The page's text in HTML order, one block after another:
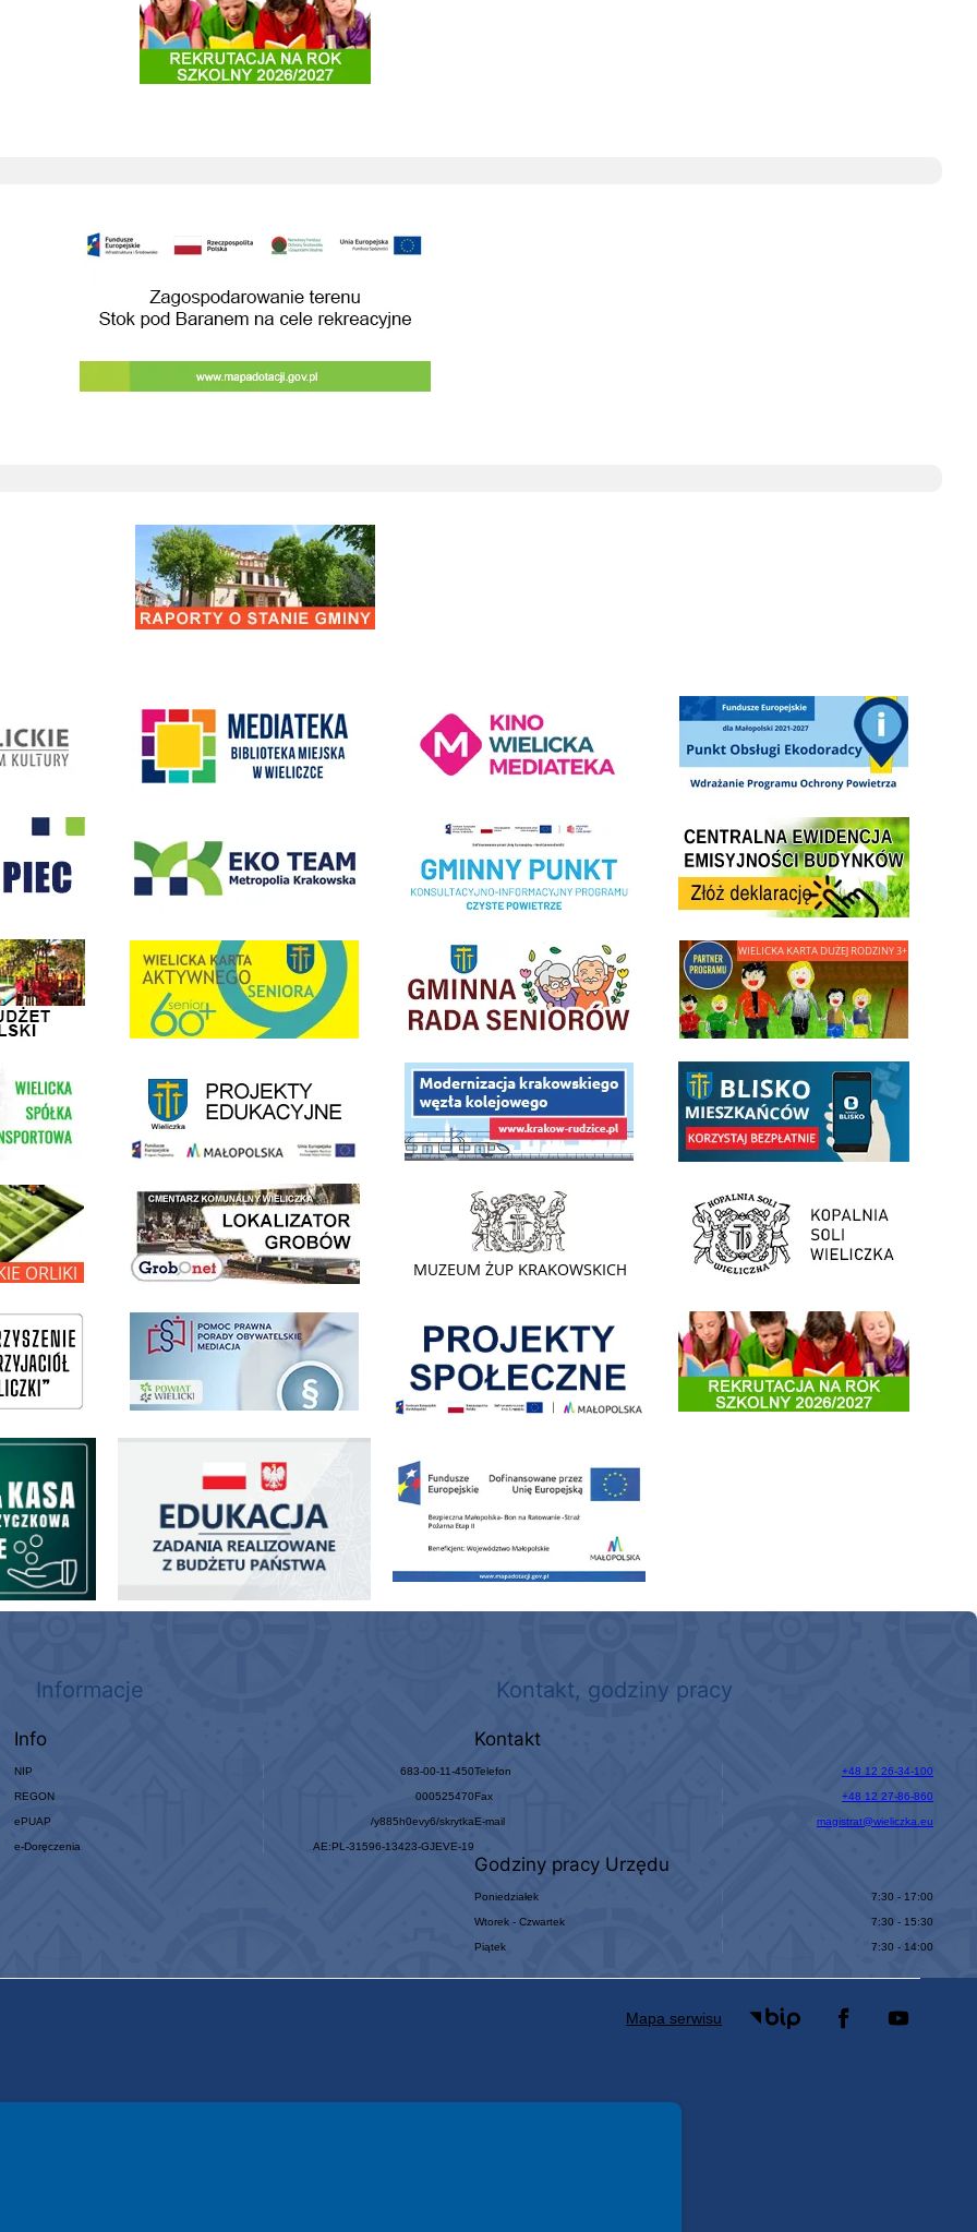
Raporty o stanie Gminy Wieliczka
Punkt Obsługi Ekodoradcy Wieliczka
Realizacja Programu Czyste Powietrze w Gminie WieliczkaCentrala Ewidencja Emisyjności Budynków - złóż
Obywatelski link do strony Wielicka Karta Aktywnego Seniora link do strony Gminnej Rady Seniorow - Wieliczka link do strony - Wielicka Karta Dużej Rodziny
Transportowej link do strony - projekty edukacyjne dofinansowane z Europejskiego Funduszu Społecznego
link do opisu projektu budowy linii kolejowej Krakow Rudzicelink do opisu aplikacji - BLISKO, Gmina Wieliczka w
Orliki link do lokalizatora grobów na wielickim cmentarzu - grobnetlink do strony - Muzeum Żup Krakowskich Wieliczka link do strony Kopalni Soli Wieliczka
pomoc prawna wieliczka Informacja o terminach rekrutacji na rok szkolny 2026/
- Pożyczkowa
Zakup fabrycznie nowego, średniego samochodu ratowniczo-gaśniczego z napędem 4x4 dla OSP Kokotów
Informacje
Info
NIP 683-00-11-450
REGON 000525470
ePUAP /y885h0evy6/skrytka
e-Doręczenia AE:PL-31596-13423-GJEVE-19
Kontakt, godziny pracy
Kontakt
Telefon +48 12 26-34-100
Fax +48 12 27-86-860
E-mail magistrat@wieliczka.eu
Godziny pracy Urzędu
Poniedziałek 7:30 - 17:00
Wtorek - Czwartek 7:30 - 15:30
Piątek 7:30 - 14:00
Mapa serwisu